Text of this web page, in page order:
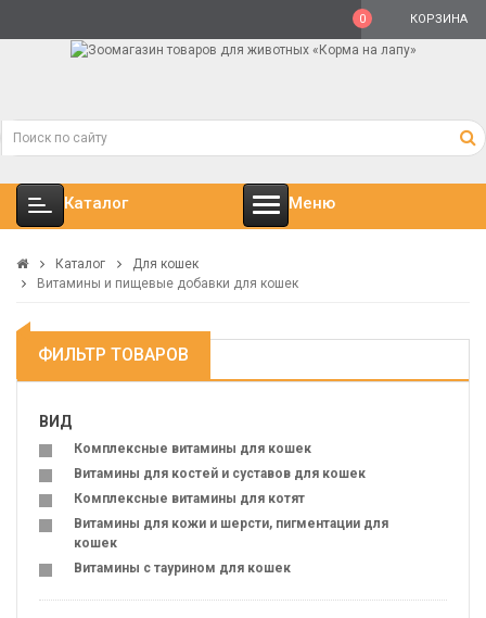
КОРЗИНА
0
Каталог Меню
Каталог
Для кошек
Витамины и пищевые добавки для кошек
ФИЛЬТР ТОВАРОВ
ВИД
Комплексные витамины для кошек
Витамины для костей и суставов для кошек
Комплексные витамины для котят
Витамины для кожи и шерсти, пигментации для
кошек
Витамины с таурином для кошек